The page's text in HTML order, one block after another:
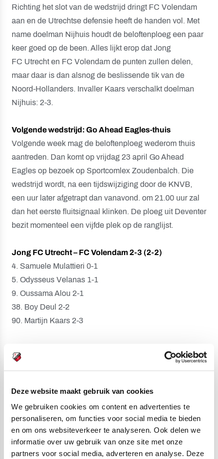
Deze website maakt gebruik van cookies
We gebruiken cookies om content en advertenties te
personaliseren, om functies voor social media te bieden
en om ons websiteverkeer te analyseren. Ook delen we
informatie over uw gebruik van onze site met onze
partners voor social media, adverteren en analyse. Deze
Richting het slot van de wedstrijd dringt FC Volendam
aan en de Utrechtse defensie heeft de handen vol. Met
name doelman Nijhuis houdt de beloftenploeg een paar
keer goed op de been. Alles lijkt erop dat Jong
FC Utrecht en FC Volendam de punten zullen delen,
maar daar is dan alsnog de beslissende tik van de
Noord-Hollanders. Invaller Kaars verschalkt doelman
Nijhuis: 2-3.
Volgende wedstrijd: Go Ahead Eagles-thuis
Volgende week mag de beloftenploeg wederom thuis
aantreden. Dan komt op vrijdag 23 april Go Ahead
Eagles op bezoek op Sportcomlex Zoudenbalch. Die
wedstrijd wordt, na een tijdswijziging door de KNVB,
een uur later afgetrapt dan vanavond. om 21.00 uur zal
dan het eerste fluitsignaal klinken. De ploeg uit Deventer
bezit momenteel een vijfde plek op de ranglijst.
Jong FC Utrecht – FC Volendam 2-3 (2-2)
4. Samuele Mulattieri 0-1
5. Odysseus Velanas 1-1
9. Oussama Alou 2-1
38. Boy Deul 2-2
90. Martijn Kaars 2-3
Micky van de Ven (FC Volendam).
Rode kaart:-
Toeschouwers:0.
Scheidsrechter:Nick Smit.